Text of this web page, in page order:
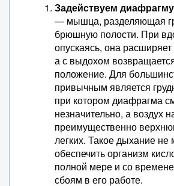
Задействуем
— мышца, разделяющая
брюшную полости. При
опускаясь, она
а с выдохом
положение. Для
привычным является
при котором диафрагма
незначительно, а воздух
преимущественно
легких. Такое дыхание не
обеспечить организм
полной мере и со
сбоям в его работе.